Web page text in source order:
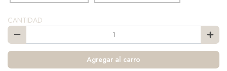
CANTIDAD
Agregar al carro